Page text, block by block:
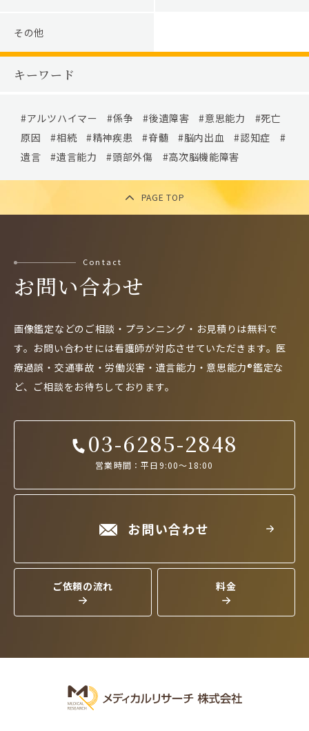
その他
キーワード
アルツハイマー 係争 後遺障害 意思能力
死亡
原因
相続 精神疾患 脊髄 脳内出血
認知症
遺言
遺言能力 頭部外傷 高次脳機能障害
PAGE TOP
Contact
お問い合わせ
画像鑑定などのご相談・プランニング・お見積りは無料で
す。 お問い合わせには看護師が対応させていただきます。 医
療過誤・交通事故・労働災害・遺言能力・意思能力®鑑定な
ど、 ご相談をお待ちしております。
03-6285-2848
営業時間：平日9:00～18:00
お問い合わせ
ご依頼の流れ 料金